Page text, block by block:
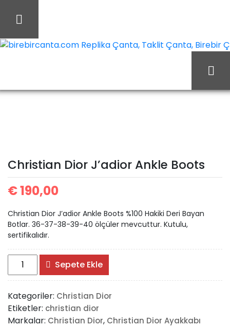
Christian
Christian Dior J’adior Ankle Boots
€190,00
Christian Dior J’adior Ankle Boots %100 Hakiki Deri Bayan
Botlar. 36-37-38-39-40 ölçüler mevcuttur. Kutulu,
sertifikalıdır.
Christian
Dior
J’adior
Ankle
Boots
adet
Sepete Ekle
Kategoriler: Christian Dior
Etiketler: christian dior
Markalar: Christian Dior, Christian Dior Ayakkabı